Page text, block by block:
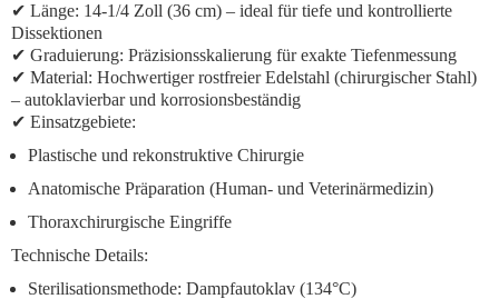
✔ Länge: 14-1/4 Zoll (36 cm) – ideal für tiefe und kontrollierte
Dissektionen
✔ Graduierung: Präzisionsskalierung für exakte Tiefenmessung
✔ Material: Hochwertiger rostfreier Edelstahl (chirurgischer Stahl)
– autoklavierbar und korrosionsbeständig
✔ Einsatzgebiete:
Plastische und rekonstruktive Chirurgie
Anatomische Präparation (Human- und Veterinärmedizin)
Thoraxchirurgische Eingriffe
Technische Details:
Sterilisationsmethode: Dampfautoklav (134°C)